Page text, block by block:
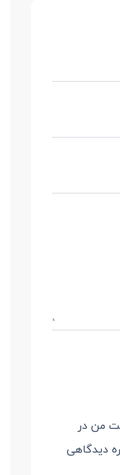
من در
دیدگاهی